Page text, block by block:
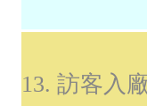
13. 訪客入